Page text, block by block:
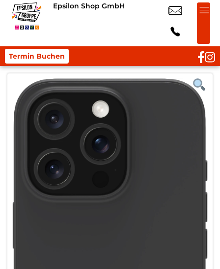
Epsilon Shop GmbH
Termin Buchen